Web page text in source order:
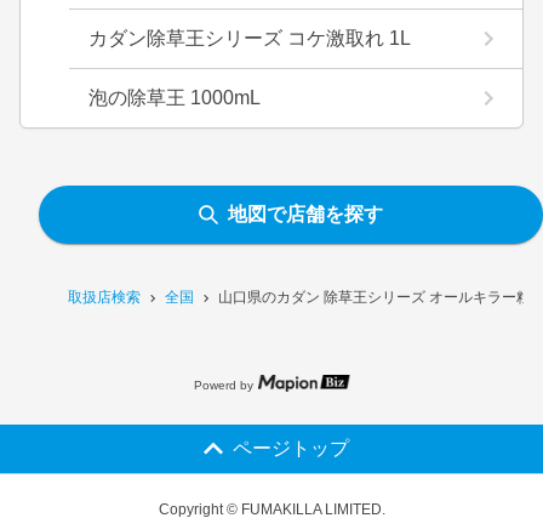
取扱店検索 全国 山口県のカダン 除草王シリーズ オールキラー粒
カダン除草王シリーズ コケ激取れ 1L
泡の除草王 1000mL
地図で店舗を探す
Powerd by
ページトップ
Copyright © FUMAKILLA LIMITED.